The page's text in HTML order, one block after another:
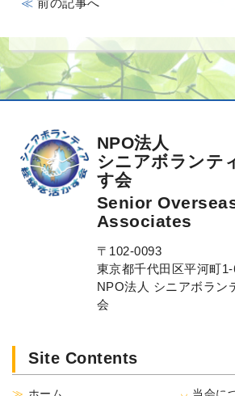
NPO法人
シニアボランテ
す会
Senior
Associates
〒102-0093
東京都千代田区平河町
NPO法人 シニアボラン
会
Site Contents